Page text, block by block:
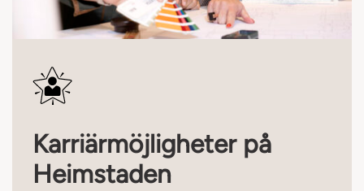
Karriärmöjligheter på
Heimstaden